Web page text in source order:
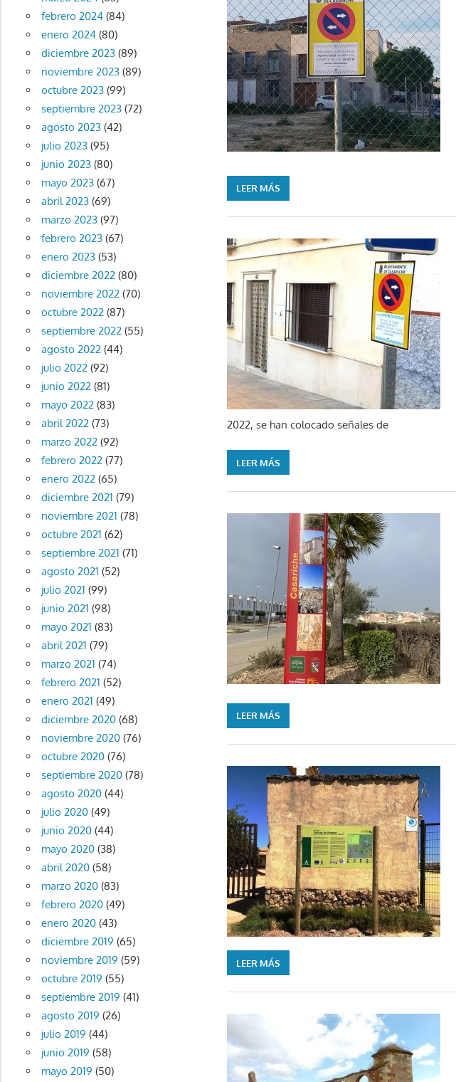
LEER MÁS
2022, se han colocado señales de
LEER MÁS
LEER MÁS
LEER MÁS
febrero 2024(84)
enero 2024(80)
diciembre 2023(89)
noviembre 2023(89)
octubre 2023(99)
septiembre 2023(72)
agosto 2023(42)
julio 2023(95)
junio 2023(80)
mayo 2023(67)
abril 2023(69)
marzo 2023(97)
febrero 2023(67)
enero 2023(53)
diciembre 2022(80)
noviembre 2022(70)
octubre 2022(87)
septiembre 2022(55)
agosto 2022(44)
julio 2022(92)
junio 2022(81)
mayo 2022(83)
abril 2022(73)
marzo 2022(92)
febrero 2022(77)
enero 2022(65)
diciembre 2021 (79)
noviembre 2021 (78)
octubre 2021 (62)
septiembre 2021 (71)
agosto 2021 (52)
julio 2021 (99)
junio 2021 (98)
mayo 2021 (83)
abril 2021 (79)
marzo 2021 (74)
febrero 2021 (52)
enero 2021 (49)
diciembre 2020(68)
noviembre 2020(76)
octubre 2020(76)
septiembre 2020(78)
agosto 2020(44)
julio 2020(49)
junio 2020(44)
mayo 2020(38)
abril 2020(58)
marzo 2020(83)
febrero 2020(49)
enero 2020(43)
diciembre 2019 (65)
noviembre 2019 (59)
octubre 2019 (55)
septiembre 2019 (41)
agosto 2019 (26)
julio 2019 (44)
junio 2019 (58)
mayo 2019 (50)